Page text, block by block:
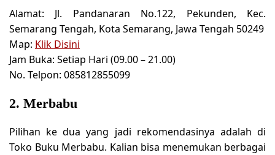
Alamat: Jl. Pandanaran No.122, Pekunden, Kec.
Semarang Tengah, Kota Semarang, Jawa Tengah 50249
Map: Klik Disini
Jam Buka: Setiap Hari (09.00 – 21.00)
No. Telpon: 085812855099
2. Merbabu
Pilihan ke dua yang jadi rekomendasinya adalah di
Toko Buku Merbabu. Kalian bisa menemukan berbagai